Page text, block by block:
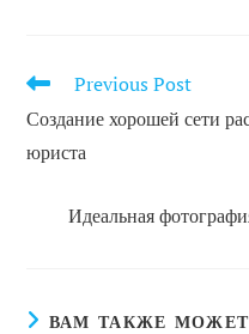
ЧИТАТЬ
СТАТЬИ
Previous Post
Создание хорошей сети
юриста
Идеальная
ВАМ ТАКЖЕ